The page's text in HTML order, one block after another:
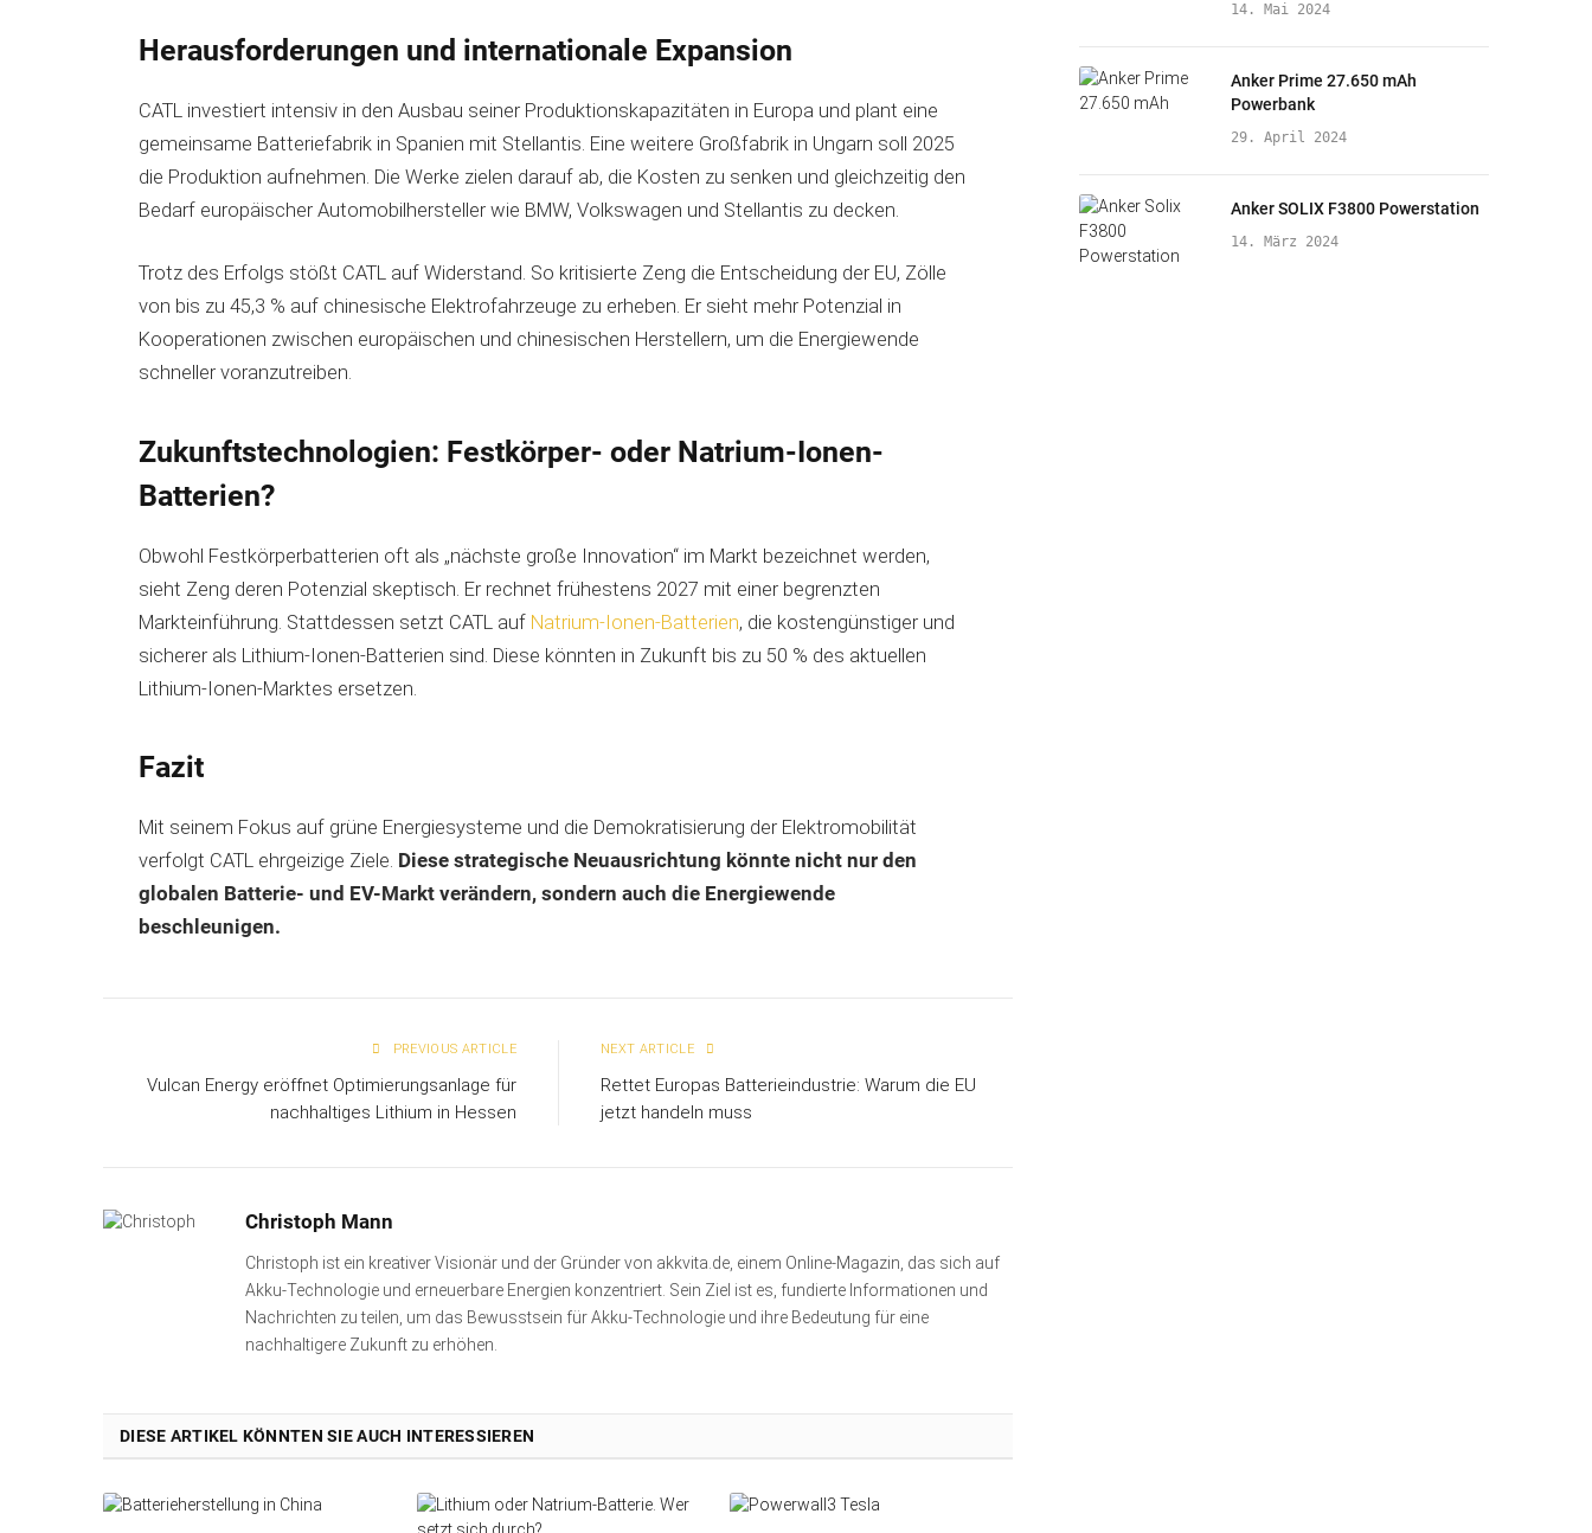
Herausforderungen und internationale Expansion
CATL investiert intensiv in den Ausbau seiner Produktionskapazitäten in Europa und plant eine
gemeinsame Batteriefabrik in Spanien mit Stellantis. Eine weitere Großfabrik in Ungarn soll 2025
die Produktion aufnehmen. Die Werke zielen darauf ab, die Kosten zu senken und gleichzeitig den
Bedarf europäischer Automobilhersteller wie BMW, Volkswagen und Stellantis zu decken.
Trotz des Erfolgs stößt CATL auf Widerstand. So kritisierte Zeng die Entscheidung der EU, Zölle
von bis zu 45,3 % auf chinesische Elektrofahrzeuge zu erheben. Er sieht mehr Potenzial in
Kooperationen zwischen europäischen und chinesischen Herstellern, um die Energiewende
schneller voranzutreiben.
Zukunftstechnologien: Festkörper- oder Natrium-Ionen-
Batterien?
Obwohl Festkörperbatterien oft als „nächste große Innovation“ im Markt bezeichnet werden,
sieht Zeng deren Potenzial skeptisch. Er rechnet frühestens 2027 mit einer begrenzten
Markteinführung. Stattdessen setzt CATL auf Natrium-Ionen-Batterien, die kostengünstiger und
sicherer als Lithium-Ionen-Batterien sind. Diese könnten in Zukunft bis zu 50 % des aktuellen
Lithium-Ionen-Marktes ersetzen.
Fazit
Mit seinem Fokus auf grüne Energiesysteme und die Demokratisierung der Elektromobilität
verfolgt CATL ehrgeizige Ziele. Diese strategische Neuausrichtung könnte nicht nur den
globalen Batterie- und EV-Markt verändern, sondern auch die Energiewende
beschleunigen.
PREVIOUS ARTICLE
Vulcan Energy eröffnet Optimierungsanlage für
nachhaltiges Lithium in Hessen
NEXT ARTICLE
Rettet Europas Batterieindustrie: Warum die EU
jetzt handeln muss
Christoph Mann
Christoph ist ein kreativer Visionär und der Gründer von akkvita.de, einem Online-Magazin, das sich auf
Akku-Technologie und erneuerbare Energien konzentriert. Sein Ziel ist es, fundierte Informationen und
Nachrichten zu teilen, um das Bewusstsein für Akku-Technologie und ihre Bedeutung für eine
nachhaltigere Zukunft zu erhöhen.
DIESE ARTIKEL KÖNNTEN SIE AUCH INTERESSIEREN
14. Mai 2024
Anker Prime 27.650 mAh
Powerbank
29. April 2024
Anker SOLIX F3800 Powerstation
14. März 2024